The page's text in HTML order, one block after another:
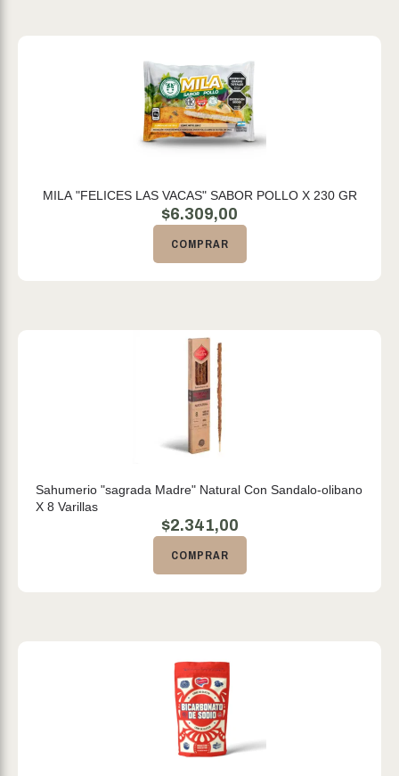
MILA "FELICES LAS VACAS" SABOR POLLO X 230 GR
$6.309,00
COMPRAR
Sahumerio "sagrada Madre" Natural Con Sandalo-olibano
X 8 Varillas
$2.341,00
COMPRAR